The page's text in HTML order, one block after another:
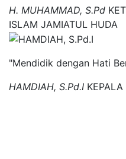
H. MUHAMMAD, S.Pd
ISLAM JAMIATUL HUDA
"Mendidik dengan Hati
HAMDIAH, S.Pd.I